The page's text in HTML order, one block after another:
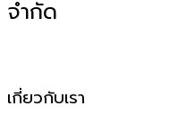
จำกัด
เกี่ยวกับเรา